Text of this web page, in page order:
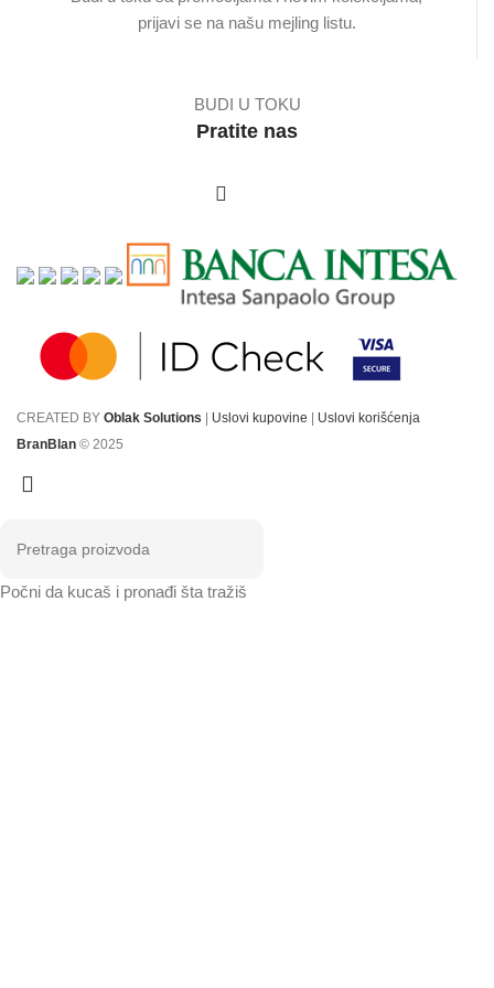
prijavi se na našu mejling listu.
BUDI U TOKU
Pratite nas
CREATED BY Oblak Solutions Uslovi kupovine
Uslovi korišćenja
BranBlan © 2025
Počni da kucaš i pronađi šta tražiš